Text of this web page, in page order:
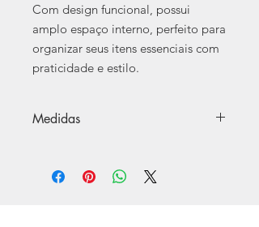
Com design funcional, possui
amplo espaço interno, perfeito para
organizar seus itens essenciais com
praticidade e estilo.
Medidas
Capacidade Total: 4L.